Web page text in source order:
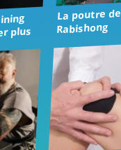
plus
La poutre de
Rabishong